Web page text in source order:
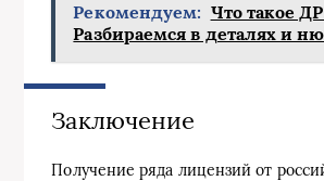
Рекомендуем: Что такое
Разбираемся в деталях и
Заключение
Получение ряда лицензий от